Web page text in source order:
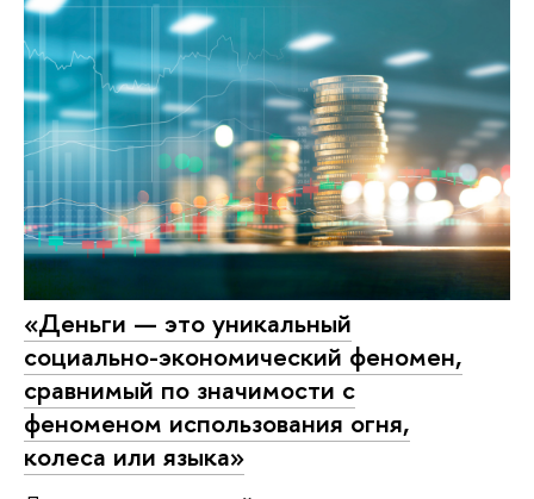
«Деньги — это уникальный
социально-экономический феномен,
сравнимый по значимости с
феноменом использования огня,
колеса или языка»